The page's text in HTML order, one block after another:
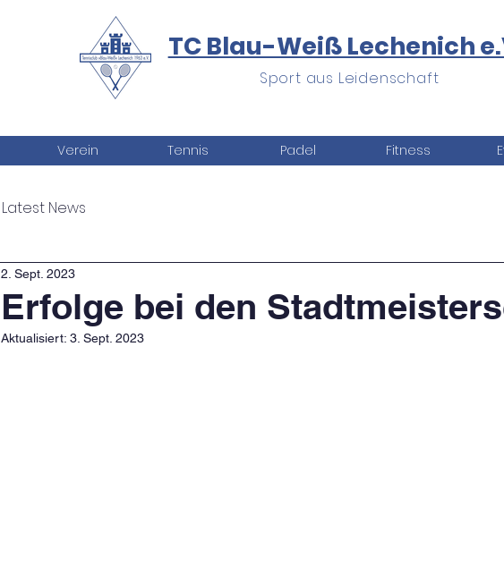
TC Blau-Weiß Lechenich
Sport aus Leidenschaft
Verein Tennis Padel Fitness
Latest News
Erfolge bei den
2. Sept. 2023
Aktualisiert: 3. Sept. 2023